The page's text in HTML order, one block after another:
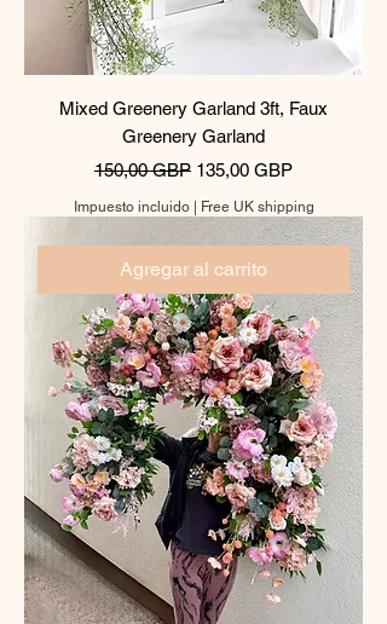
Mixed Greenery Garland 3ft, Faux
Greenery Garland
Precio
150,00 GBP Precio de oferta
135,00 GBP
Impuesto incluido| Free UK shipping
Agregar al carrito